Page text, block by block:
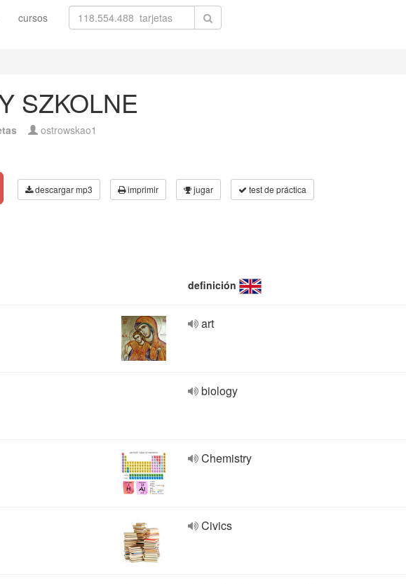
cursos
SZKOLNE
ostrowskao1
descargar mp3 imprimir jugar test de práctica
definición
art
biology
Chemistry
Civics